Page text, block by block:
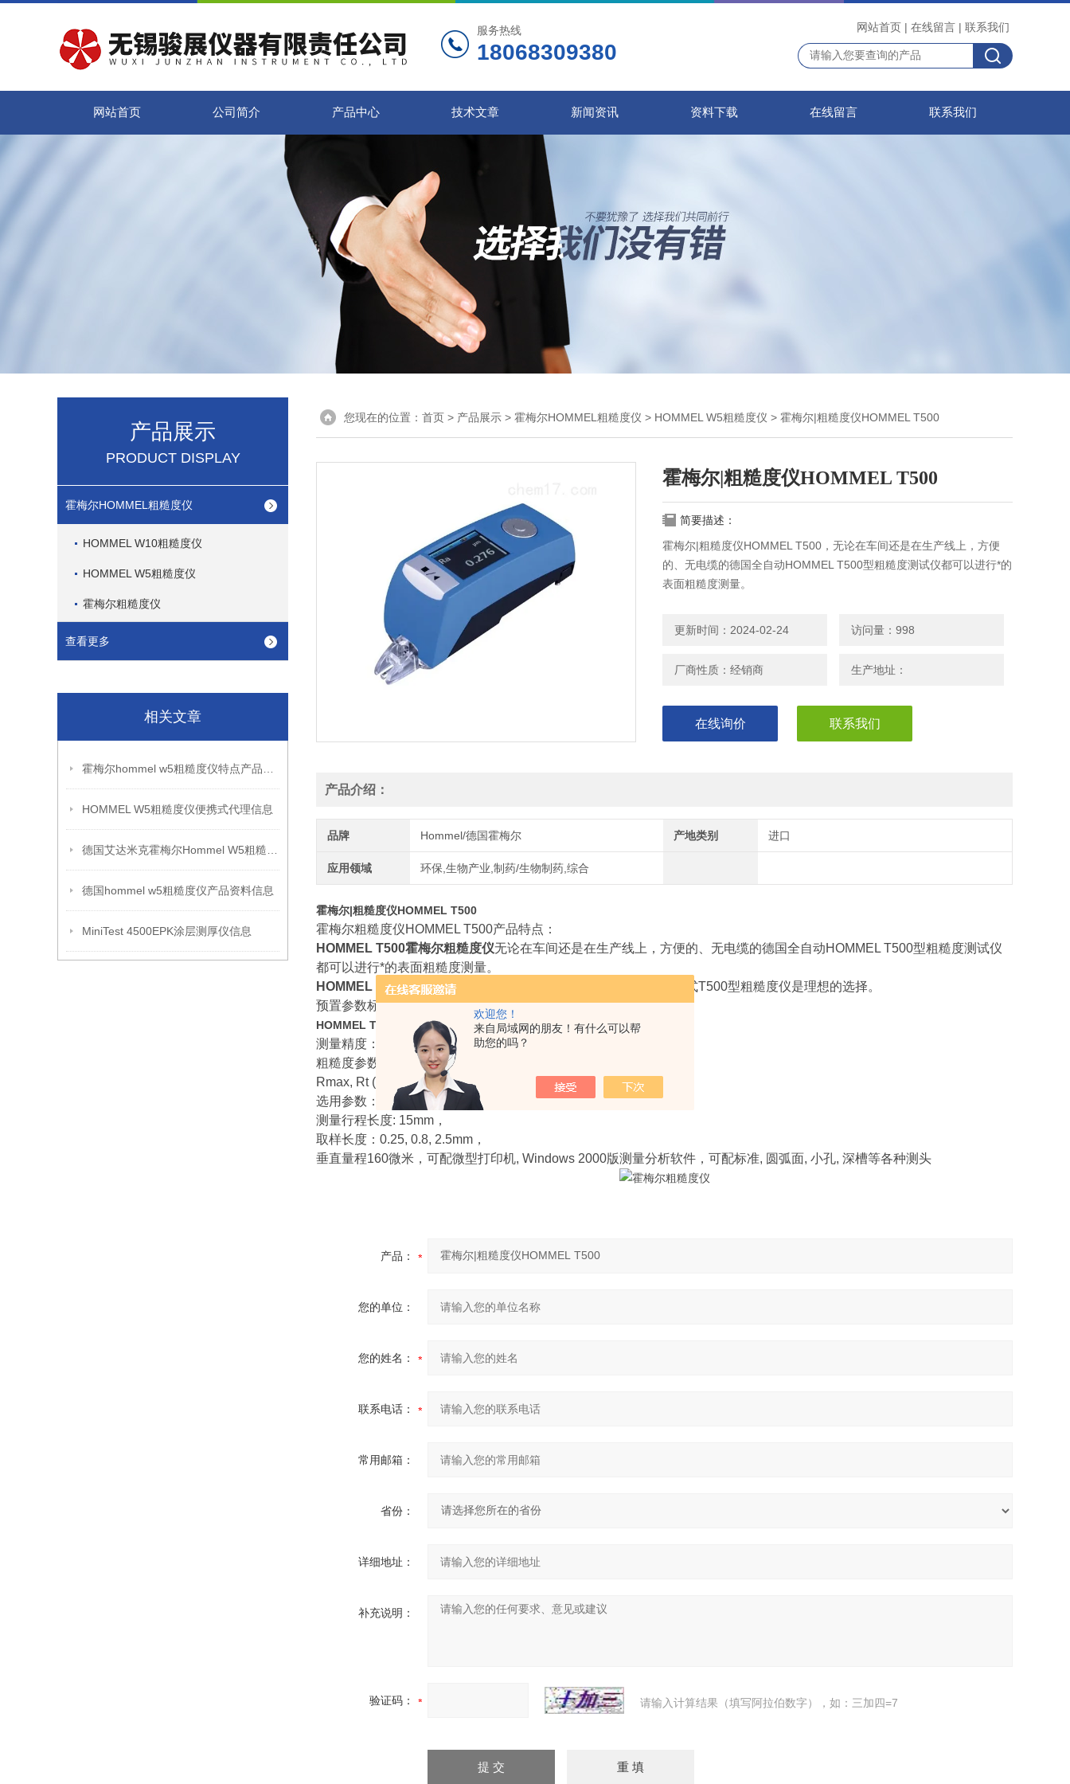
欢迎您！
来自局域网的朋友！有什么可以帮
助您的吗？
服务热线
18068309380
网站首页 | 在线留言 | 联系我们
网站首页 公司简介 产品中心 技术文章 新闻资讯 资料下载 在线留言 联系我们
产品展示
PRODUCT DISPLAY
霍梅尔HOMMEL粗糙度仪
HOMMEL W10粗糙度仪
HOMMEL W5粗糙度仪
霍梅尔粗糙度仪
查看更多
相关文章
HOMMEL W5粗糙度仪便携式代理信息
德国hommel w5粗糙度仪产品资料信息
MiniTest 4500EPK涂层测厚仪信息
您现在的位置： 首页 > 产品展示 > 霍梅尔HOMMEL粗糙度仪 > HOMMEL W5粗糙度仪 > 霍梅尔|粗糙度仪HOMMEL T500
霍梅尔|粗糙度仪HOMMEL T500
简要描述：
霍梅尔|粗糙度仪HOMMEL T500，无论在车间还是在生产线上，方便
的、无电缆的德国全自动HOMMEL T500型粗糙度测试仪都可以进行*的
表面粗糙度测量。
更新时间：2024-02-24 访问量：998
厂商性质：经销商 生产地址：
在线询价 联系我们
产品介绍：
品牌 Hommel/德国霍梅尔 产地类别 进口
应用领域 环保,生物产业,制药/生物制药,综合
霍梅尔|粗糙度仪HOMMEL T500
霍梅尔粗糙度仪HOMMEL T500产品特点：
HOMMEL T500霍梅尔粗糙度仪无论在车间还是在生产线上，方便的、无电缆的德国全自动HOMMEL T500型粗糙度测试仪
都可以进行*的表面粗糙度测量。
HOMMEL T500霍梅尔粗糙度仪
对于要求快速、测量的场合，手持式T500型粗糙度仪是理想的选择。
预置参数标准偏差可以快速的测量。
HOMMEL T500霍梅尔粗糙度仪 是真正的多参数掌上型粗糙度仪，
测量精度：3%，
粗糙度参数：Ra, Rz (Rz-ISO, Rz-DIN, Rz-JIS),
Rmax, Rt (Ry)
选用参数：Rk，Rpk，Rvk，Mr1，Mr2，PC，
测量行程长度: 15mm，
取样长度：0.25, 0.8, 2.5mm，
垂直量程160微米，可配微型打印机, Windows 2000版测量分析软件，可配标准, 圆弧面, 小孔, 深槽等各种测头
产品：
您的单位：
您的姓名：
联系电话：
常用邮箱：
省份：
详细地址：
补充说明：
验证码： 请输入计算结果（填写阿拉伯数字），如：三加四=7